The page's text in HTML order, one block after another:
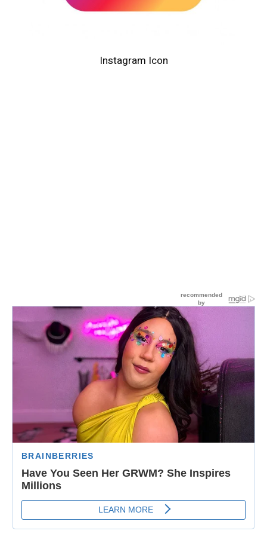
Instagram Icon